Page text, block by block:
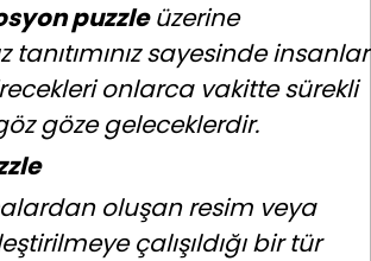
puzzleüzerine
tanıtımınız sayesinde insanlar
onlarca vakitte sürekli
göze geleceklerdir.
oluşan resim veya
çalışıldığı bir tür